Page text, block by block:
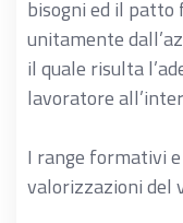
bisogni ed il
unitamente
il quale risulta
lavoratore
I range formativi
valorizzazioni del